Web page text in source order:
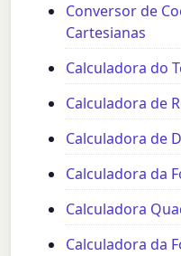
Conversor de
Cartesianas
Calculadora do
Calculadora de
Calculadora de
Calculadora da
Calculadora
Calculadora da